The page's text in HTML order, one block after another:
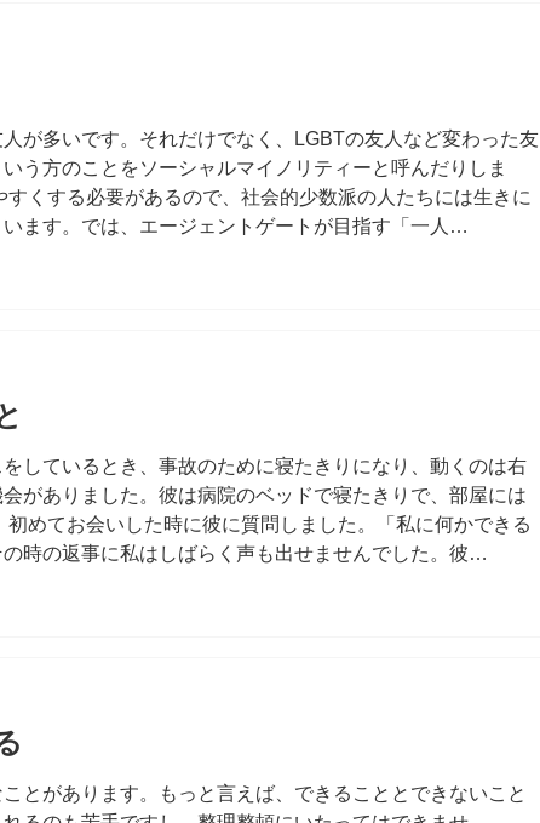
が多いです。それだけでなく、LGBTの友人など変わった友
う方のことをソーシャルマイノリティーと呼んだりしま
くする必要があるので、社会的少数派の人たちには生きに
ます。では、エージェントゲートが目指す「一人…
しているとき、事故のために寝たきりになり、動くのは右
がありました。彼は病院のベッドで寝たきりで、部屋には
めてお会いした時に彼に質問しました。「私に何かできる
時の返事に私はしばらく声も出せませんでした。彼…
とがあります。もっと言えば、できることとできないこと